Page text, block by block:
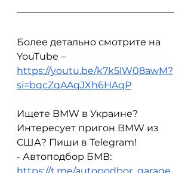
Более детально смотрите на
YouTube –
https://youtu.be/k7k5lW08awM?
si=bqcZqAAqJXh6HAqP
Ищете BMW в Украине?
Интересует пригон BMW из
США? Пиши в Telegram!
- Автоподбор БМВ: